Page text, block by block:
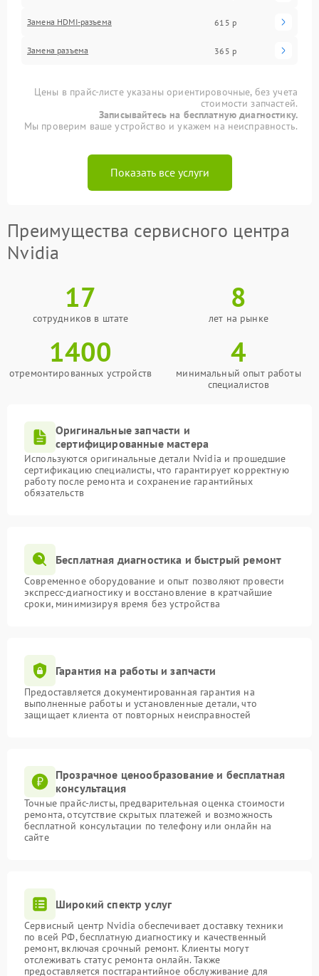
Замена HDMI-разъема 615 р
Замена разъема 365 р
Цены в прайс-листе указаны ориентировочные, без учета
стоимости запчастей.
Записывайтесь на бесплатную диагностику.
Мы проверим ваше устройство и укажем на неисправность.
Показать все услуги
Преимущества сервисного центра
Nvidia
17
сотрудников в штате
8
лет на рынке
1400
отремонтированных устройств
4
минимальный опыт работы
специалистов
Оригинальные запчасти и
сертифицированные мастера
Используются оригинальные детали Nvidia и прошедшие
сертификацию специалисты, что гарантирует корректную
работу после ремонта и сохранение гарантийных
обязательств
Бесплатная диагностика и быстрый ремонт
Современное оборудование и опыт позволяют провести
экспресс-диагностику и восстановление в кратчайшие
сроки, минимизируя время без устройства
Гарантия на работы и запчасти
Предоставляется документированная гарантия на
выполненные работы и установленные детали, что
защищает клиента от повторных неисправностей
Прозрачное ценообразование и бесплатная
консультация
Точные прайс-листы, предварительная оценка стоимости
ремонта, отсутствие скрытых платежей и возможность
бесплатной консультации по телефону или онлайн на
сайте
Широкий спектр услуг
Сервисный центр Nvidia обеспечивает доставку техники
по всей РФ, бесплатную диагностику и качественный
ремонт, включая срочный ремонт. Клиенты могут
отслеживать статус ремонта онлайн. Также
предоставляется постгарантийное обслуживание для